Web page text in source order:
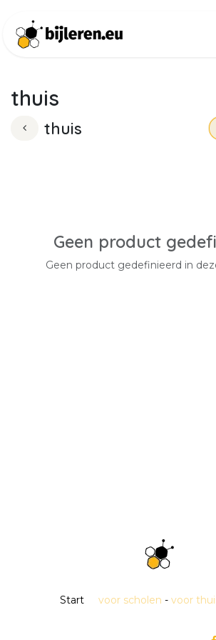
thuis
thuis
Geen product
Geen product gedefinieerd in
Start voor scholen - voor